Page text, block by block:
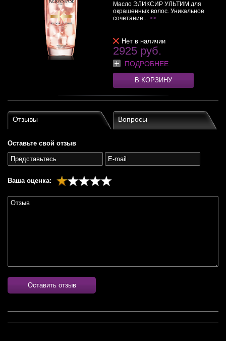
Масло ЭЛИКСИР УЛЬТИМ для
окрашенных волос. Уникальное
сочетание... >>
Нет в наличии
2925 руб.
ПОДРОБНЕЕ
В КОРЗИНУ
Отзывы Вопросы
Оставьте свой отзыв
Ваша оценка:
Оставить отзыв